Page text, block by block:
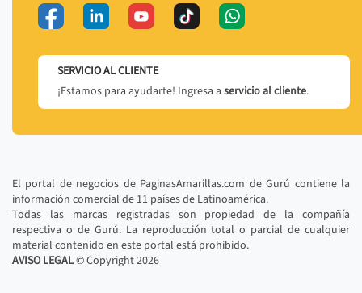
SERVICIO AL CLIENTE
¡Estamos para ayudarte! Ingresa a servicio al cliente.
El portal de negocios de PaginasAmarillas.com de Gurú contiene la
información comercial de 11 países de Latinoamérica.
Todas las marcas registradas son propiedad de la compañía
respectiva o de Gurú. La reproducción total o parcial de cualquier
material contenido en este portal está prohibido.
AVISO LEGAL© Copyright2026